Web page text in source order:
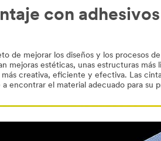
con adhesivos
de mejorar los diseños y los procesos
mejoras estéticas, unas estructuras
creativa, eficiente y efectiva. Las
encontrar el material adecuado para su